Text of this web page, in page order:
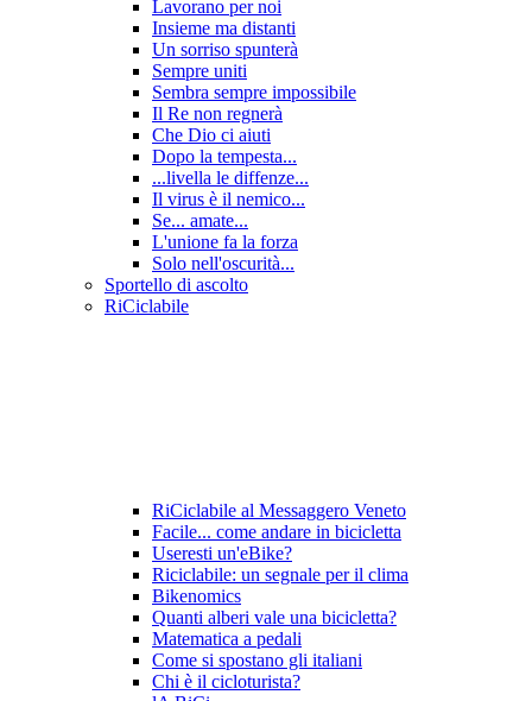
Lavorano per noi
Insieme ma distanti
Un sorriso spunterà
Sempre uniti
Sembra sempre impossibile
Il Re non regnerà
Che Dio ci aiuti
Dopo la tempesta...
...livella le diffenze...
Il virus è il nemico...
Se... amate...
L'unione fa la forza
Solo nell'oscurità...
Sportello di ascolto
RiCiclabile
RiCiclabile al Messaggero Veneto
Facile... come andare in bicicletta
Useresti un'eBike?
Riciclabile: un segnale per il clima
Bikenomics
Quanti alberi vale una bicicletta?
Matematica a pedali
Come si spostano gli italiani
Chi è il cicloturista?